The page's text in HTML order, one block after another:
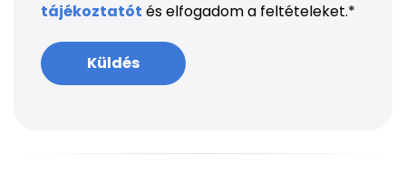
tájékoztatót és elfogadom a feltételeket.*